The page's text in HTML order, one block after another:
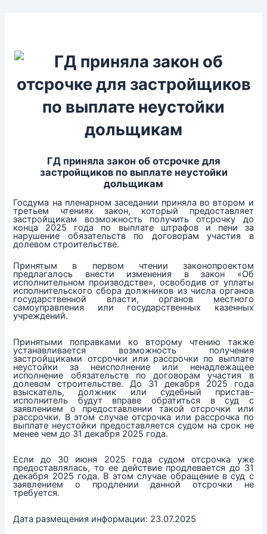
ГД приняла закон об отсрочке для
застройщиков по выплате неустойки
дольщикам
Госдума на пленарном заседании приняла во втором и
третьем чтениях закон, который предоставляет
застройщикам возможность получить отсрочку до
конца 2025 года по выплате штрафов и пени за
нарушение обязательств по договорам участия в
долевом строительстве.
Принятым в первом чтении законопроектом
предлагалось внести изменения в закон «Об
исполнительном производстве», освободив от уплаты
исполнительского сбора должников из числа органов
государственной власти, органов местного
самоуправления или государственных казенных
учреждений.
Принятыми поправками ко второму чтению также
устанавливается возможность получения
застройщиками отсрочки или рассрочки по выплате
неустойки за неисполнение или ненадлежащее
исполнение обязательств по договорам участия в
долевом строительстве. До 31 декабря 2025 года
взыскатель, должник или судебный пристав-
исполнитель будут вправе обратиться в суд с
заявлением о предоставлении такой отсрочки или
рассрочки. В этом случае отсрочка или рассрочка по
выплате неустойки предоставляется судом на срок не
менее чем до 31 декабря 2025 года.
Если до 30 июня 2025 года судом отсрочка уже
предоставлялась, то ее действие продлевается до 31
декабря 2025 года. В этом случае обращение в суд с
заявлением о продлении данной отсрочки не
требуется.
Дата размещения информации: 23.07.2025